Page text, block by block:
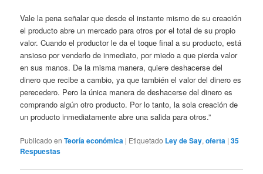
Vale la pena señalar que desde el instante mismo de su creación
el producto abre un mercado para otros por el total de su propio
valor. Cuando el productor le da el toque final a su producto, está
ansioso por venderlo de inmediato, por miedo a que pierda valor
en sus manos. De la misma manera, quiere deshacerse del
dinero que recibe a cambio, ya que también el valor del dinero es
perecedero. Pero la única manera de deshacerse del dinero es
comprando algún otro producto. Por lo tanto, la sola creación de
un producto inmediatamente abre una salida para otros.”
Publicado en Teoría económica | Etiquetado Ley de Say,oferta |35
Respuestas